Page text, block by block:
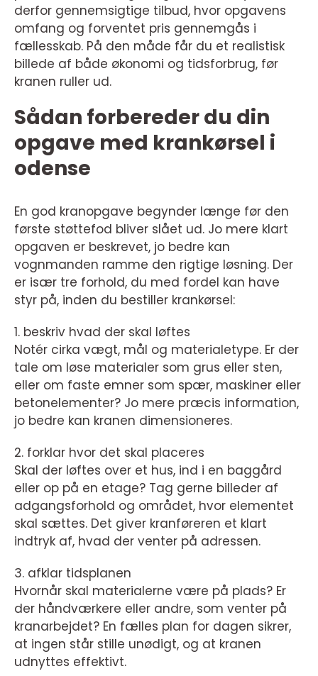
derfor gennemsigtige tilbud, hvor opgavens
omfang og forventet pris gennemgås i
fællesskab. På den måde får du et realistisk
billede af både økonomi og tidsforbrug, før
kranen ruller ud.
Sådan forbereder du din
opgave med krankørsel i
odense
En god kranopgave begynder længe før den
første støttefod bliver slået ud. Jo mere klart
opgaven er beskrevet, jo bedre kan
vognmanden ramme den rigtige løsning. Der
er især tre forhold, du med fordel kan have
styr på, inden du bestiller krankørsel:
1. beskriv hvad der skal løftes
Notér cirka vægt, mål og materialetype. Er der
tale om løse materialer som grus eller sten,
eller om faste emner som spær, maskiner eller
betonelementer? Jo mere præcis information,
jo bedre kan kranen dimensioneres.
2. forklar hvor det skal placeres
Skal der løftes over et hus, ind i en baggård
eller op på en etage? Tag gerne billeder af
adgangsforhold og området, hvor elementet
skal sættes. Det giver kranføreren et klart
indtryk af, hvad der venter på adressen.
3. afklar tidsplanen
Hvornår skal materialerne være på plads? Er
der håndværkere eller andre, som venter på
kranarbejdet? En fælles plan for dagen sikrer,
at ingen står stille unødigt, og at kranen
udnyttes effektivt.